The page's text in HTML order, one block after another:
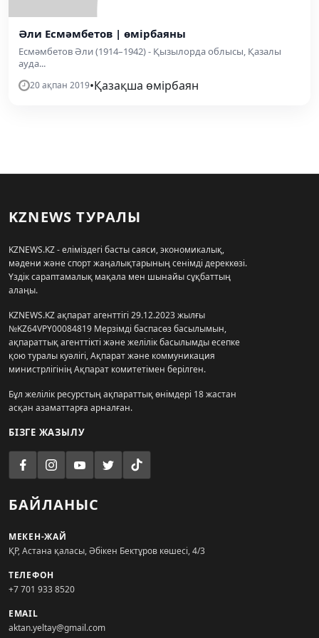
Әли Есмәмбетов | өмірбаяны
Есмәмбетов Әли (1914–1942) - Қызылорда облысы, Қазалы
ауда...
20 ақпан 2019•Қазақша өмірбаян
KZNEWS ТУРАЛЫ
KZNEWS.KZ - еліміздегі басты саяси, экономикалық,
мәдени және спорт жаңалықтарының сенімді дереккөзі.
Үздік сараптамалық мақала мен шынайы сұқбаттың
алаңы.
KZNEWS.KZ ақпарат агенттігі 29.12.2023 жылғы
№KZ64VPY00084819 Мерзімді баспасөз басылымын,
ақпараттық агенттікті және желілік басылымды есепке
қою туралы куәлігі, Ақпарат және коммуникация
министрлігінің Ақпарат комитетімен берілген.
Бұл желілік ресурстың ақпараттық өнімдері 18 жастан
асқан азаматтарға арналған.
БІЗГЕ ЖАЗЫЛУ
БАЙЛАНЫС
МЕКЕН-ЖАЙ
ҚР, Астана қаласы, Әбікен Бектұров көшесі, 4/3
ТЕЛЕФОН
+7 701 933 8520
EMAIL
aktan.yeltay@gmail.com